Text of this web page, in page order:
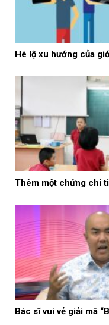
Hé lộ xu hướng của
Thêm một chứng chỉ
Bác sĩ vui vẻ giải mã